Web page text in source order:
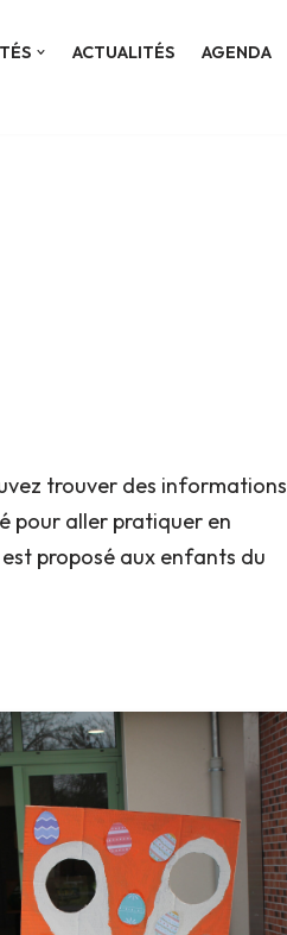
ACTUALITÉS AGENDA
trouver des informations
pour aller pratiquer en
proposé aux enfants du